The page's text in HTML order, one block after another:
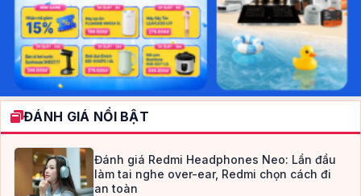
ĐÁNH GIÁ NỔI BẬT
Đánh giá Redmi Headphones Neo: Lần đầu
làm tai nghe over-ear, Redmi chọn cách đi
an toàn